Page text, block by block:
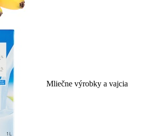
Mliečne výrobky a vajcia